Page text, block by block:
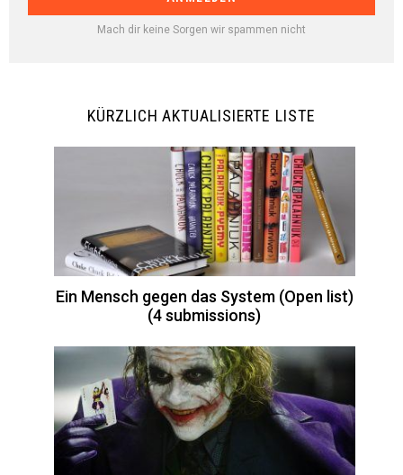
Mach dir keine Sorgen wir spammen nicht
KÜRZLICH AKTUALISIERTE LISTE
Ein Mensch gegen das System (Open list)
(4 submissions)